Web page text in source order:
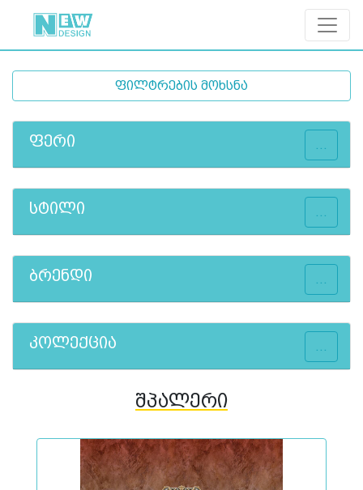
ფილტრების მოხსნა
ფერი ...
სტილი ...
ბრენდი ...
კოლექცია ...
შპალერი